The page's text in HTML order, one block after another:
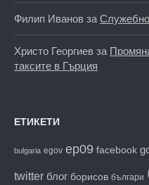
Филип Иванов за
Христо Георгиев за
таксите в Гърция
ЕТИКЕТИ
bulgaria egov ep09 facebook
twitter блог борисов българи